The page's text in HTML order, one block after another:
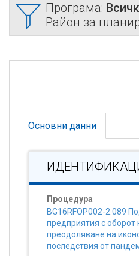
Програма:
Район за
Основни данни
Процедура
BG16RFOP002-2.089
предприятия с оборот
преодоляване на
последствия от